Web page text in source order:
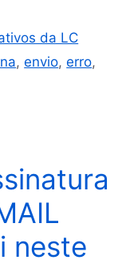
da LC
,envio,erro,
neste